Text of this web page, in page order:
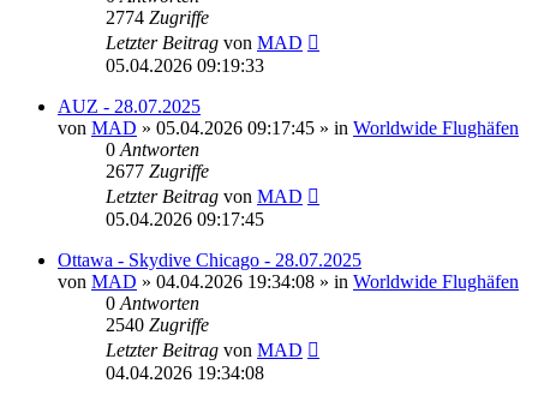
2774 Zugriffe
Letzter Beitrag von MAD
05.04.2026 09:19:33
AUZ - 28.07.2025
von MAD » 05.04.2026 09:17:45 » in Worldwide Flughäfen
0 Antworten
2677 Zugriffe
Letzter Beitrag von MAD
05.04.2026 09:17:45
Ottawa - Skydive Chicago - 28.07.2025
von MAD » 04.04.2026 19:34:08 » in Worldwide Flughäfen
0 Antworten
2540 Zugriffe
Letzter Beitrag von MAD
04.04.2026 19:34:08